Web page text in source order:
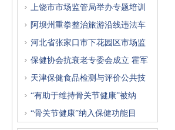
上饶市市场监管局举办专题培训
阿坝州重拳整治旅游沿线违法车
河北省张家口市下花园区市场监
保健协会抗衰老专委会成立 霍军
天津保健食品检测与评价公共技
“有助于维持骨关节健康”被纳
“骨关节健康”纳入保健功能目